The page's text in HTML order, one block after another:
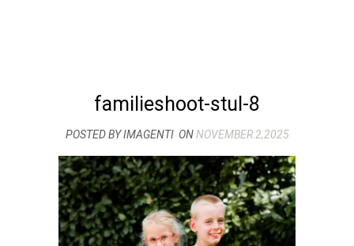
familieshoot-stul-8
POSTED BY IMAGENTI ONNOVEMBER 2,2025